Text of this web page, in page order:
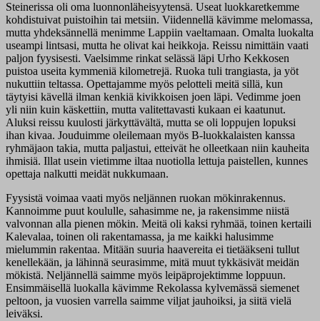
Steinerissa oli oma luonnonläheisyytensä. Useat luokkaretkemme
kohdistuivat puistoihin tai metsiin. Viidennellä kävimme melomassa,
mutta yhdeksännellä menimme Lappiin vaeltamaan. Omalta luokalta
useampi lintsasi, mutta he olivat kai heikkoja. Reissu nimittäin vaati
paljon fyysisesti. Vaelsimme rinkat selässä läpi Urho Kekkosen
puistoa useita kymmeniä kilometrejä. Ruoka tuli trangiasta, ja yöt
nukuttiin teltassa. Opettajamme myös pelotteli meitä sillä, kun
täytyisi kävellä ilman kenkiä kivikkoisen joen läpi. Vedimme joen
yli niin kuin käskettiin, mutta valitettavasti kukaan ei kaatunut.
Aluksi reissu kuulosti järkyttävältä, mutta se oli loppujen lopuksi
ihan kivaa. Jouduimme oleilemaan myös B-luokkalaisten kanssa
ryhmäjaon takia, mutta paljastui, etteivät he olleetkaan niin kauheita
ihmisiä. Illat usein vietimme iltaa nuotiolla lettuja paistellen, kunnes
opettaja nalkutti meidät nukkumaan.
Fyysistä voimaa vaati myös neljännen ruokan mökinrakennus.
Kannoimme puut koululle, sahasimme ne, ja rakensimme niistä
valvonnan alla pienen mökin. Meitä oli kaksi ryhmää, toinen kertaili
Kalevalaa, toinen oli rakentamassa, ja me kaikki halusimme
mielummin rakentaa. Mitään suuria haavereita ei tietääkseni tullut
kenellekään, ja lähinnä seurasimme, mitä muut tykkäsivät meidän
mökistä. Neljännellä saimme myös leipäprojektimme loppuun.
Ensimmäisellä luokalla kävimme Rekolassa kylvemässä siemenet
peltoon, ja vuosien varrella saimme viljat jauhoiksi, ja siitä vielä
leiväksi.